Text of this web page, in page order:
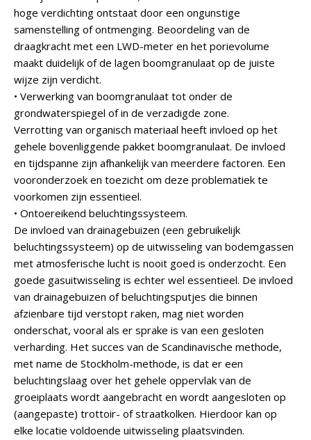
hoge verdichting ontstaat door een ongunstige
samenstelling of ontmenging. Beoordeling van de
draagkracht met een LWD-meter en het porievolume
maakt duidelijk of de lagen boomgranulaat op de juiste
wijze zijn verdicht.
• Verwerking van boomgranulaat tot onder de
grondwaterspiegel of in de verzadigde zone.
Verrotting van organisch materiaal heeft invloed op het
gehele bovenliggende pakket boomgranulaat. De invloed
en tijdspanne zijn afhankelijk van meerdere factoren. Een
vooronderzoek en toezicht om deze problematiek te
voorkomen zijn essentieel.
• Ontoereikend beluchtingssysteem.
De invloed van drainagebuizen (een gebruikelijk
beluchtingssysteem) op de uitwisseling van bodemgassen
met atmosferische lucht is nooit goed is onderzocht. Een
goede gasuitwisseling is echter wel essentieel. De invloed
van drainagebuizen of beluchtingsputjes die binnen
afzienbare tijd verstopt raken, mag niet worden
onderschat, vooral als er sprake is van een gesloten
verharding. Het succes van de Scandinavische methode,
met name de Stockholm-methode, is dat er een
beluchtingslaag over het gehele oppervlak van de
groeiplaats wordt aangebracht en wordt aangesloten op
(aangepaste) trottoir- of straatkolken. Hierdoor kan op
elke locatie voldoende uitwisseling plaatsvinden.